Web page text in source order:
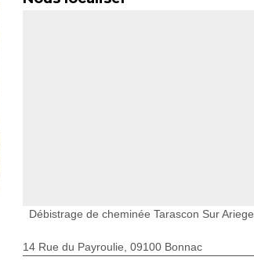
Débistrage de cheminée Tarascon Sur Ariege
14 Rue du Payroulie, 09100 Bonnac